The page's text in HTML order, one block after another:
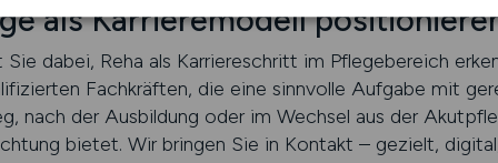
als Karrieremodell
dabei, Reha als Karriereschritt im Pflegebereich
Fachkräften, die eine sinnvolle Aufgabe mit
nach der Ausbildung oder im Wechsel aus der
bietet. Wir bringen Sie in Kontakt – gezielt,